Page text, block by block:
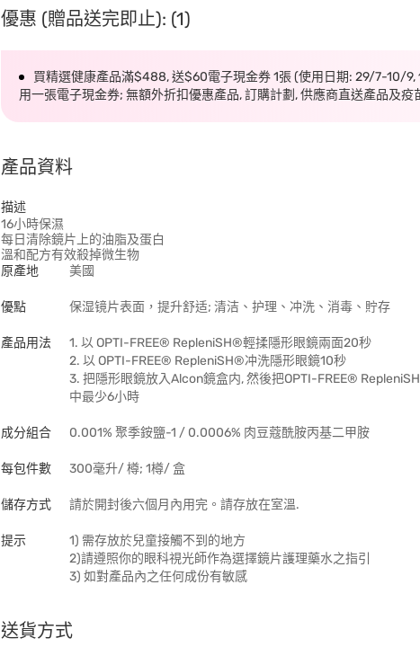
優惠 (贈品送完即止): (1)
買精選健康產品滿$488, 送$60電子現金券 1張 (使用日期: 29/7-10/
用一張電子現金券; 無額外折扣優惠產品, 訂購計劃, 供應商直送產品及疫
產品資料
描述
16小時保濕
每日清除鏡片上的油脂及蛋白
溫和配方有效殺掉微生物
原產地
美國
優點 保湿镜片表面，提升舒适; 清洁、护理、冲洗、消毒、貯存
產品用法
1. 以 OPTI-FREE® RepleniSH®輕揉隱形眼鏡兩面20秒
2. 以 OPTI-FREE® RepleniSH®冲洗隱形眼鏡10秒
3. 把隱形眼鏡放入Alcon鏡盒内, 然後把OPTI-FREE®
中最少6小時
成分組合 0.001% 聚季銨鹽-1 / 0.0006% 肉豆蔻酰胺丙基二甲胺
每包件數 300毫升/ 樽; 1樽/ 盒
儲存方式 請於開封後六個月內用完。請存放在室溫.
提示
1) 需存放於兒童接觸不到的地方
2)請遵照你的眼科視光師作為選擇鏡片護理藥水之指引
3) 如對產品內之任何成份有敏感
送貨方式